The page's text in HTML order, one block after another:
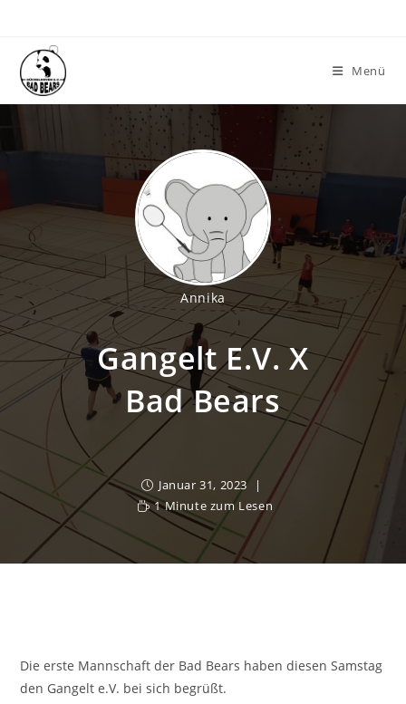
springen
Menü
Annika
Gangelt E.V. X
Bad Bears
Januar 31, 2023
1 Minute zum Lesen
Die erste Mannschaft der Bad Bears haben diesen Samstag
den Gangelt e.V. bei sich begrüßt.